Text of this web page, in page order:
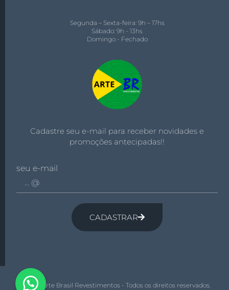
Segunda – Sexta-feira: 9h – 17hs
Sábado: 9h - 13hs
Domingo - Fechado
Cadastre seu e-mail para receber novidades e
promoções antecipadas!!
seu e-mail
CADASTRAR
© 2026 Arte Brasil Revestimentos - Todos os direitos reservados.